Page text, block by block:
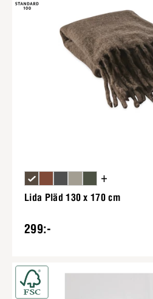
+
Lida Pläd 130 x 170 cm
299:-